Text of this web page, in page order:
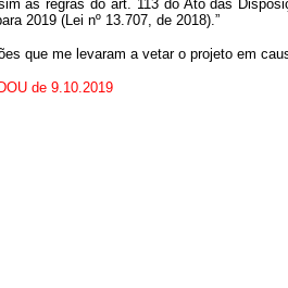
as regras do art. 113 do Ato das
2019 (Lei nº 13.707, de 2018).”
que me levaram a vetar o projeto em
de 9.10.2019